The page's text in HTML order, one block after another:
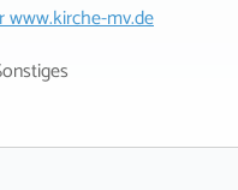
www.kirche-mv.de